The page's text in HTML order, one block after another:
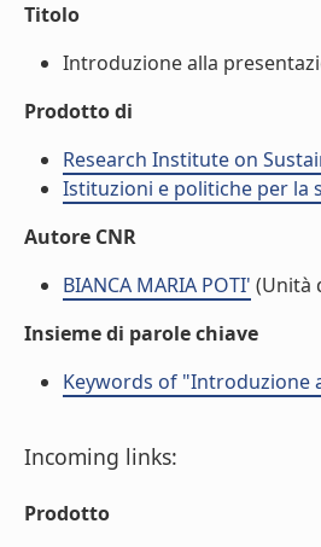
Titolo
Introduzione alla
Prodotto di
Research Institute on
Istituzioni e politiche per la
Autore CNR
BIANCA MARIA POTI' (Unità
Insieme di parole chiave
Keywords of "Introduzione
Incoming links:
Prodotto